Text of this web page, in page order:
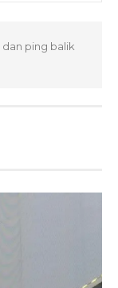
dan ping balik